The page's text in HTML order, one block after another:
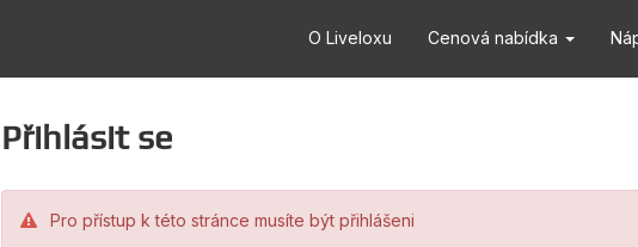
O Liveloxu Cenová nabídka
Přihlásit se
Pro přístup k této stránce musíte být přihlášeni